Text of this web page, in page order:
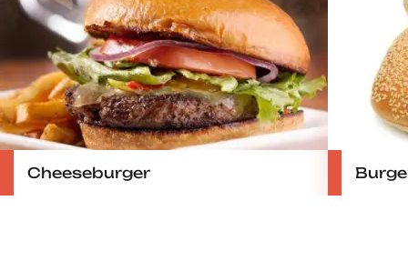
Cheeseburger